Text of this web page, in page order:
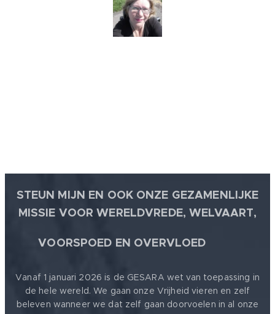
STEUN MIJN EN OOK ONZE GEZAMENLIJKE
MISSIE VOOR WERELDVREDE, WELVAART,
VOORSPOED EN OVERVLOED
Vanaf 1 januari 2026 is de GESARA wet van toepassing in
de hele wereld. We gaan onze Vrijheid vieren en zelf
beleven wanneer we dat zelf gaan doorvoelen in al onze